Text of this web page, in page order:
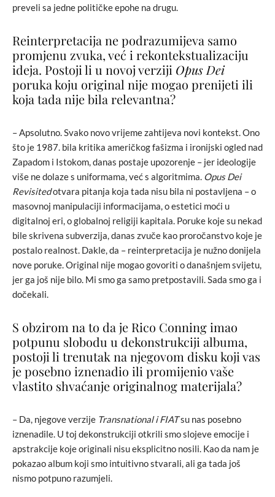
preveli sa jedne političke epohe na drugu.
Reinterpretacija ne podrazumijeva samo
promjenu zvuka, već i rekontekstualizaciju
ideja. Postoji li u novoj verziji Opus Dei
poruka koju original nije mogao prenijeti ili
koja tada nije bila relevantna?
– Apsolutno. Svako novo vrijeme zahtijeva novi kontekst. Ono
što je 1987. bila kritika američkog fašizma i ironijski ogled nad
Zapadom i Istokom, danas postaje upozorenje – jer ideologije
više ne dolaze s uniformama, već s algoritmima. Opus Dei
Revisitedotvara pitanja koja tada nisu bila ni postavljena – o
masovnoj manipulaciji informacijama, o estetici moći u
digitalnoj eri, o globalnoj religiji kapitala. Poruke koje su nekad
bile skrivena subverzija, danas zvuče kao proročanstvo koje je
postalo realnost. Dakle, da – reinterpretacija je nužno donijela
nove poruke. Original nije mogao govoriti o današnjem svijetu,
jer ga još nije bilo. Mi smo ga samo pretpostavili. Sada smo ga i
dočekali.
S obzirom na to da je Rico Conning imao
potpunu slobodu u dekonstrukciji albuma,
postoji li trenutak na njegovom disku koji vas
je posebno iznenadio ili promijenio vaše
vlastito shvaćanje originalnog materijala?
– Da, njegove verzije Transnational i FIATsu nas posebno
iznenadile. U toj dekonstrukciji otkrili smo slojeve emocije i
apstrakcije koje originali nisu eksplicitno nosili. Kao da nam je
pokazao album koji smo intuitivno stvarali, ali ga tada još
nismo potpuno razumjeli.